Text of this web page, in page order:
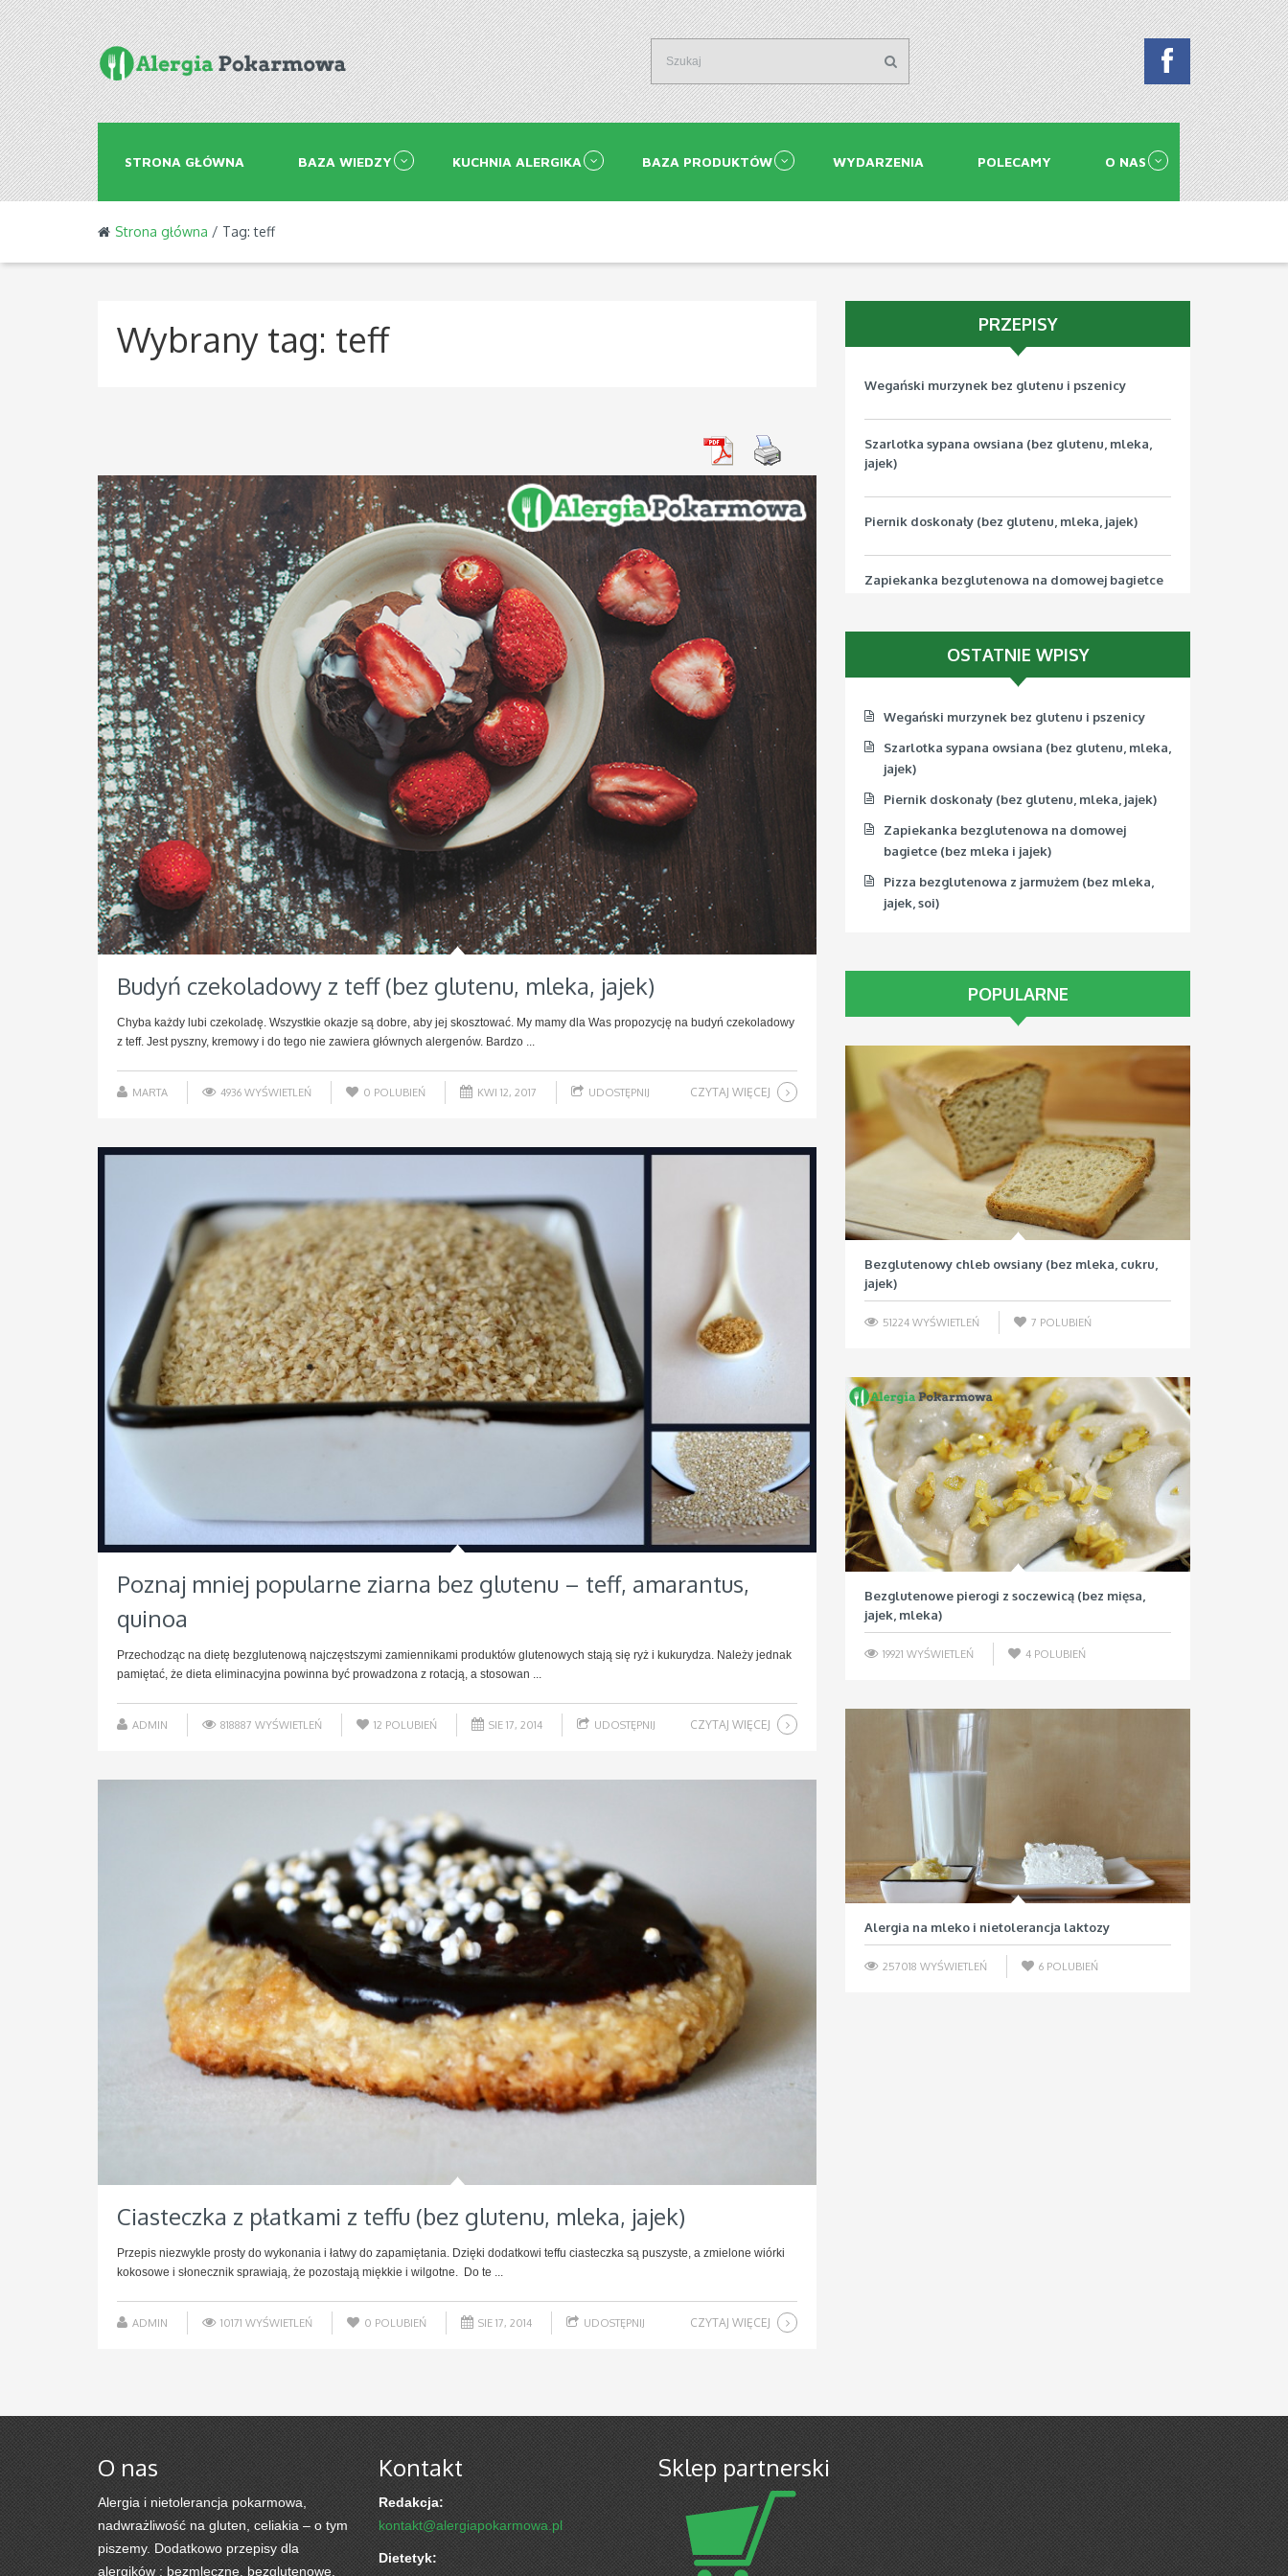
STRONA GŁÓWNA BAZA WIEDZY KUCHNIA ALERGIKA BAZA PRODUKTÓW WYDARZENIA POLECAMY O NAS
Strona główna / Tag: teff
Wybrany tag: teff
Budyń czekoladowy z teff (bez glutenu, mleka, jajek)
Chyba każdy lubi czekoladę. Wszystkie okazje są dobre, aby jej skosztować. My mamy dla Was propozycję na budyń czekoladowy
z teff. Jest pyszny, kremowy i do tego nie zawiera głównych alergenów. Bardzo ...
MARTA 4936 WYŚWIETLEŃ 0 POLUBIEŃ KWI 12, 2017 UDOSTĘPNIJ CZYTAJ WIĘCEJ
Poznaj mniej popularne ziarna bez glutenu – teff, amarantus,
quinoa
Przechodząc na dietę bezglutenową najczęstszymi zamiennikami produktów glutenowych stają się ryż i kukurydza. Należy jednak
pamiętać, że dieta eliminacyjna powinna być prowadzona z rotacją, a stosowan ...
ADMIN 818887 WYŚWIETLEŃ 12 POLUBIEŃ SIE 17, 2014 UDOSTĘPNIJ CZYTAJ WIĘCEJ
Ciasteczka z płatkami z teffu (bez glutenu, mleka, jajek)
Przepis niezwykle prosty do wykonania i łatwy do zapamiętania. Dzięki dodatkowi teffu ciasteczka są puszyste, a zmielone wiórki
kokosowe i słonecznik sprawiają, że pozostają miękkie i wilgotne. Do te ...
ADMIN 10171 WYŚWIETLEŃ 0 POLUBIEŃ SIE 17, 2014 UDOSTĘPNIJ CZYTAJ WIĘCEJ
PRZEPISY
Wegański murzynek bez glutenu i pszenicy
Szarlotka sypana owsiana (bez glutenu, mleka,
jajek)
Piernik doskonały (bez glutenu, mleka, jajek)
Zapiekanka bezglutenowa na domowej bagietce
Pizza bezglutenowa z jarmużem (bez mleka, jajek,
soi)
OSTATNIE WPISY
Wegański murzynek bez glutenu i pszenicy
Szarlotka sypana owsiana (bez glutenu, mleka,
jajek)
Piernik doskonały (bez glutenu, mleka, jajek)
Zapiekanka bezglutenowa na domowej
bagietce (bez mleka i jajek)
Pizza bezglutenowa z jarmużem (bez mleka,
jajek, soi)
POPULARNE
Bezglutenowy chleb owsiany (bez mleka, cukru,
jajek)
51224 WYŚWIETLEŃ 7 POLUBIEŃ
Bezglutenowe pierogi z soczewicą (bez mięsa,
jajek, mleka)
19921 WYŚWIETLEŃ 4 POLUBIEŃ
Alergia na mleko i nietolerancja laktozy
257018 WYŚWIETLEŃ 6 POLUBIEŃ
O nas
Alergia i nietolerancja pokarmowa,
nadwrażliwość na gluten, celiakia – o tym
piszemy. Dodatkowo przepisy dla
alergików : bezmleczne, bezglutenowe,
Kontakt
Redakcja:
kontakt@alergiapokarmowa.pl
Dietetyk:
Sklep partnerski